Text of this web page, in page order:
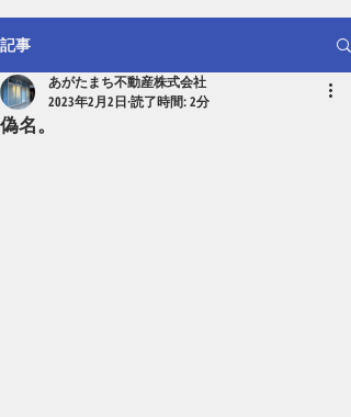
記事
偽名。
あがたまち不動産株式会社
2023年2月2日 読了時間: 2分